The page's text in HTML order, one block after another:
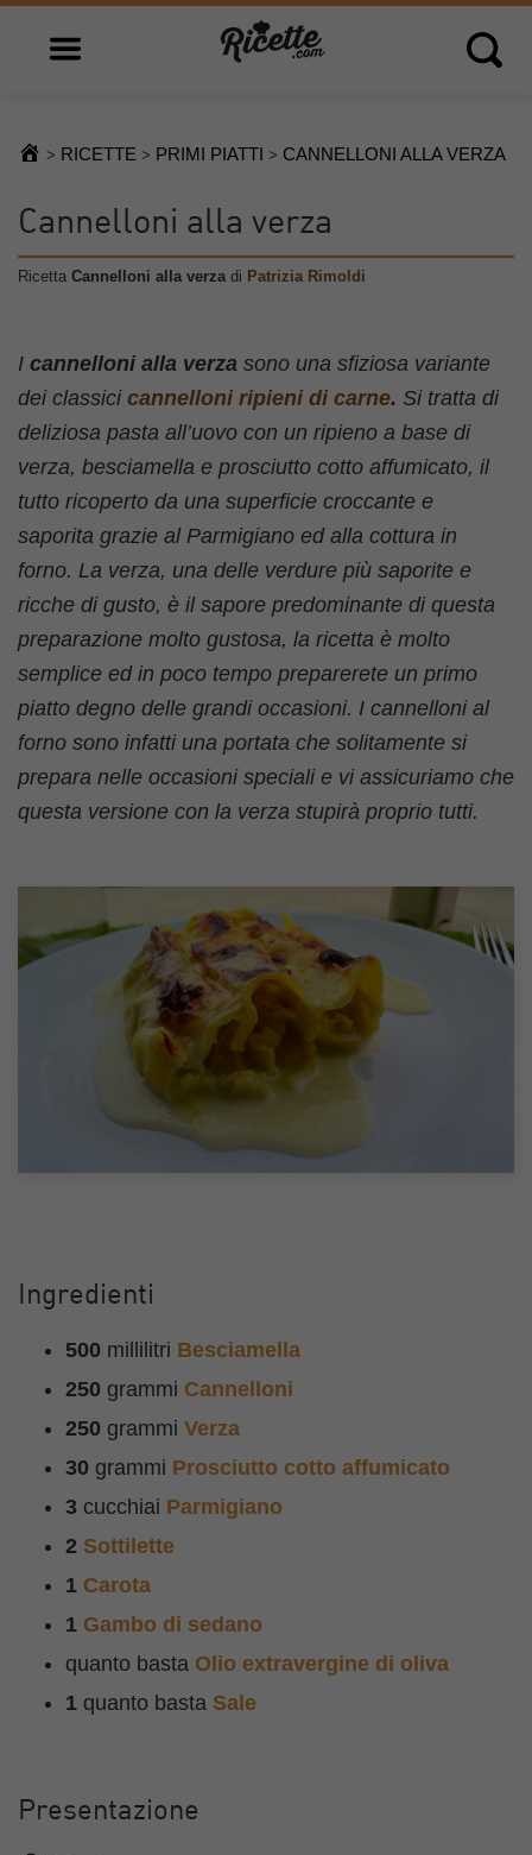
Open main menu Open
> RICETTE > PRIMI PIATTI > CANNELLONI ALLA VERZA
Cannelloni alla verza
Ricetta Cannelloni alla verza di Patrizia Rimoldi
I cannelloni alla verza sono una sfiziosa variante
dei classici cannelloni ripieni di carne. Si tratta di
deliziosa pasta all’uovo con un ripieno a base di
verza, besciamella e prosciutto cotto affumicato, il
tutto ricoperto da una superficie croccante e
saporita grazie al Parmigiano ed alla cottura in
forno. La verza, una delle verdure più saporite e
ricche di gusto, è il sapore predominante di questa
preparazione molto gustosa, la ricetta è molto
semplice ed in poco tempo preparerete un primo
piatto degno delle grandi occasioni. I cannelloni al
forno sono infatti una portata che solitamente si
prepara nelle occasioni speciali e vi assicuriamo che
questa versione con la verza stupirà proprio tutti.
Ingredienti
500 millilitri Besciamella
250 grammi Cannelloni
250 grammi Verza
30 grammi Prosciutto cotto affumicato
3 cucchiai Parmigiano
2 Sottilette
1 Carota
1 Gambo di sedano
quanto basta Olio extravergine di oliva
1 quanto basta Sale
Presentazione